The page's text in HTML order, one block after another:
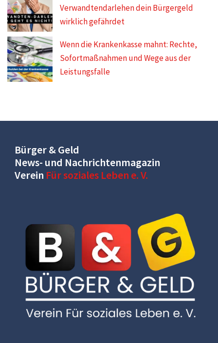
Verwandtendarlehen dein Bürgergeld
wirklich gefährdet
Wenn die Krankenkasse mahnt: Rechte,
Sofortmaßnahmen und Wege aus der
Leistungsfalle
Bürger & Geld
News- und Nachrichtenmagazin
Verein Für soziales Leben e. V.